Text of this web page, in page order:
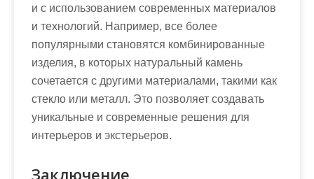
и с использованием современных материалов
и технологий. Например, все более
популярными становятся комбинированные
изделия, в которых натуральный камень
сочетается с другими материалами, такими как
стекло или металл. Это позволяет создавать
уникальные и современные решения для
интерьеров и экстерьеров.
Заключение